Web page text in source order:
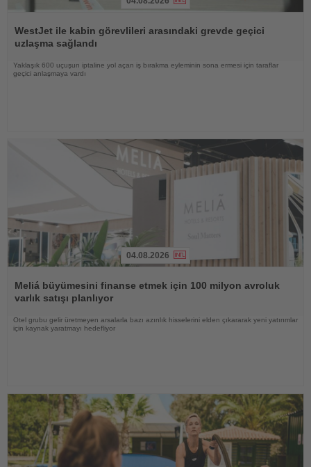
Oku
WestJet ile kabin görevlileri arasındaki grevde geçici
uzlaşma sağlandı
Yaklaşık 600 uçuşun iptaline yol açan iş bırakma eyleminin sona ermesi için taraflar
geçici anlaşmaya vardı
Oku
04.08.2026
Meliá büyümesini finanse etmek için 100 milyon avroluk
varlık satışı planlıyor
Otel grubu gelir üretmeyen arsalarla bazı azınlık hisselerini elden çıkararak yeni yatırımlar
için kaynak yaratmayı hedefliyor